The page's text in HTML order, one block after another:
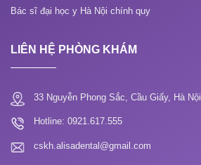
Bác sĩ đại học y Hà Nội chính quy
LIÊN HỆ PHÒNG KHÁM
33 Nguyễn Phong Sắc, Cầu Giấy, Hà Nội
Hotline: 0921.617.555
cskh.alisadental@gmail.com